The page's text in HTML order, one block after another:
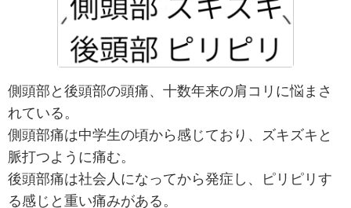
側頭部と後頭部の頭痛、十数年来の肩コリに悩まさ
れている。
側頭部痛は中学生の頃から感じており、ズキズキと
脈打つように痛む。
後頭部痛は社会人になってから発症し、ピリピリす
る感じと重い痛みがある。